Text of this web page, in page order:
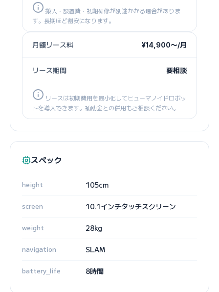
搬入・設置費・初期研修が別途かかる場合がありま
す。長期ほど割安になります。
月額リース料 ¥14,900〜/月
リース期間 要相談
リースは初期費用を最小化してヒューマノイドロボッ
トを導入できます。補助金との併用もご相談ください。
スペック
height 105cm
screen 10.1インチタッチスクリーン
weight 28kg
navigation SLAM
battery_life 8時間